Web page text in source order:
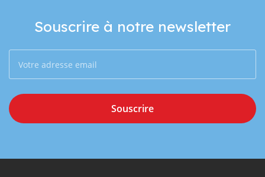
Souscrire à notre newsletter
Souscrire